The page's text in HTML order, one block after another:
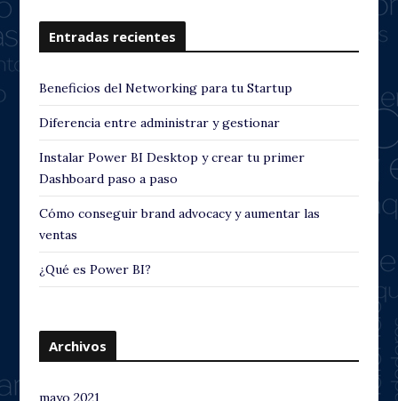
Entradas recientes
Beneficios del Networking para tu Startup
Diferencia entre administrar y gestionar
Instalar Power BI Desktop y crear tu primer
Dashboard paso a paso
Cómo conseguir brand advocacy y aumentar las
ventas
¿Qué es Power BI?
Archivos
mayo 2021